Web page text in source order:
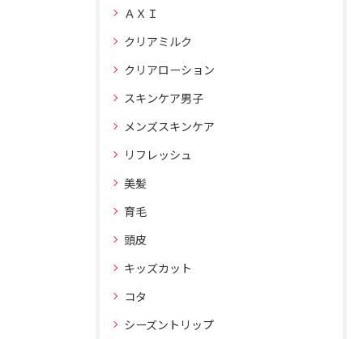
ＡＸＩ
クリアミルク
クリアローション
スキンケア男子
メンズスキンケア
リフレッシュ
美髪
育毛
頭皮
キッズカット
コタ
シーズントリップ